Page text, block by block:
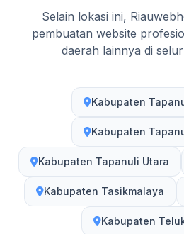
Selain lokasi ini,
pembuatan website
daerah lainnya di
Kabupaten
Kabupaten
Kabupaten Tapanuli Utara
Kabupaten Tasikmalaya
Kabupaten